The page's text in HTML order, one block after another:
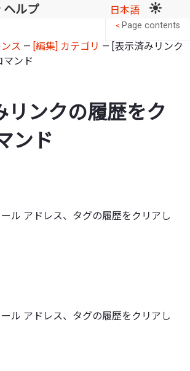
ヘルプ 日本語
ス — [編集] カテゴリ — [表示済みリンク
マンド
リンクの履歴をク
ンド
ル アドレス、タグの履歴をクリアし
ル アドレス、タグの履歴をクリアし
< Page contents